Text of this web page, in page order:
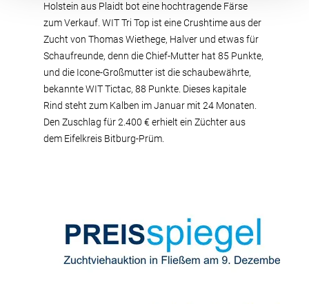
Holstein aus Plaidt bot eine hochtragende Färse
zum Verkauf. WIT Tri Top ist eine Crushtime aus der
Zucht von Thomas Wiethege, Halver und etwas für
Schaufreunde, denn die Chief-Mutter hat 85 Punkte,
und die Icone-Großmutter ist die schaubewährte,
bekannte WIT Tictac, 88 Punkte. Dieses kapitale
Rind steht zum Kalben im Januar mit 24 Monaten.
Den Zuschlag für 2.400 € erhielt ein Züchter aus
dem Eifelkreis Bitburg-Prüm.